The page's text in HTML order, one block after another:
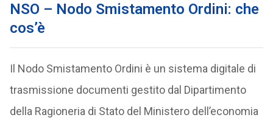
NSO – Nodo Smistamento Ordini: che
cos’è
Il Nodo Smistamento Ordini è un sistema digitale di
trasmissione documenti gestito dal Dipartimento
della Ragioneria di Stato del Ministero dell’economia